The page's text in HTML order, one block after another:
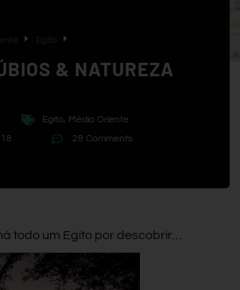
& NATUREZA
Egito, Médio Oriente
28 Comments
todo um Egito por descobrir…